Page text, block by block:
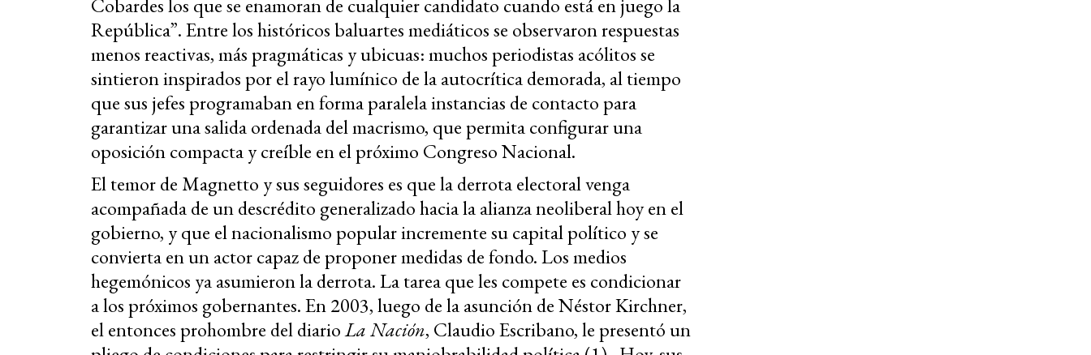
Cobardes los que se enamoran de cualquier candidato cuando está en juego la
República”. Entre los históricos baluartes mediáticos se observaron respuestas
menos reactivas, más pragmáticas y ubicuas: muchos periodistas acólitos se
sintieron inspirados por el rayo lumínico de la autocrítica demorada, al tiempo
que sus jefes programaban en forma paralela instancias de contacto para
garantizar una salida ordenada del macrismo, que permita configurar una
oposición compacta y creíble en el próximo Congreso Nacional.
El temor de Magnetto y sus seguidores es que la derrota electoral venga
acompañada de un descrédito generalizado hacia la alianza neoliberal hoy en el
gobierno, y que el nacionalismo popular incremente su capital político y se
convierta en un actor capaz de proponer medidas de fondo. Los medios
hegemónicos ya asumieron la derrota. La tarea que les compete es condicionar
a los próximos gobernantes. En 2003, luego de la asunción de Néstor Kirchner,
el entonces prohombre del diarioLa Nación, Claudio Escribano, le presentó un